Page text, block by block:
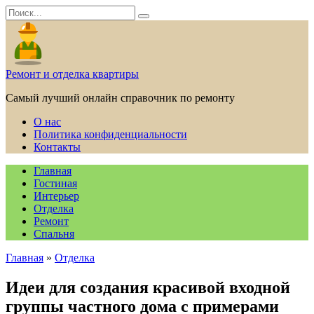
Перейти
к
содержанию
Search
for:
Ремонт и отделка квартиры
Самый лучший онлайн справочник по ремонту
О нас
Политика конфиденциальности
Контакты
Главная
Гостиная
Интерьер
Отделка
Ремонт
Спальня
Главная » Отделка
Идеи для создания красивой входной
группы частного дома с примерами